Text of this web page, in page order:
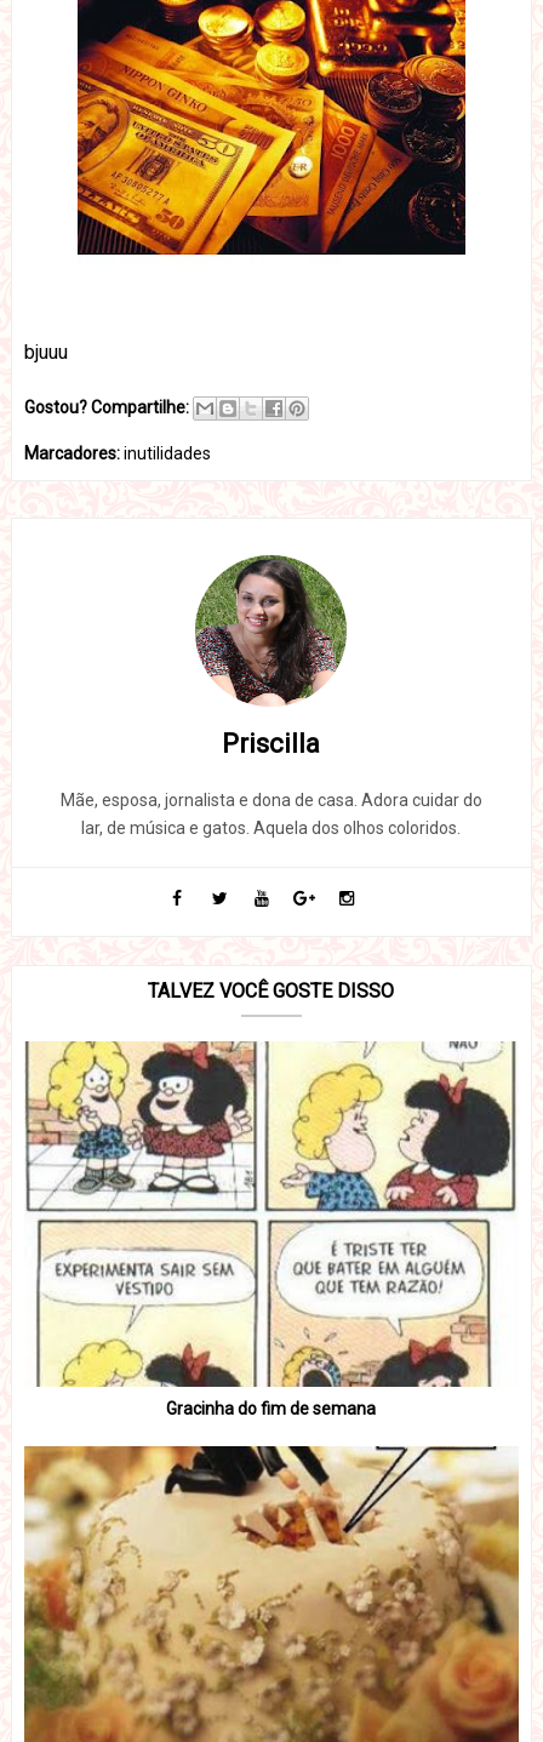
bjuuu
Gostou? Compartilhe:
Marcadores:inutilidades
Priscilla
Mãe, esposa, jornalista e dona de casa. Adora cuidar do
lar, de música e gatos. Aquela dos olhos coloridos.
TALVEZ VOCÊ GOSTE DISSO
Gracinha do fim de semana